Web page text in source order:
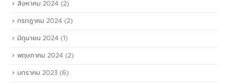
สิงหาคม 2024 (2)
กรกฎาคม 2024 (2)
มิถุนายน 2024 (1)
พฤษภาคม 2024 (2)
มกราคม 2023 (6)